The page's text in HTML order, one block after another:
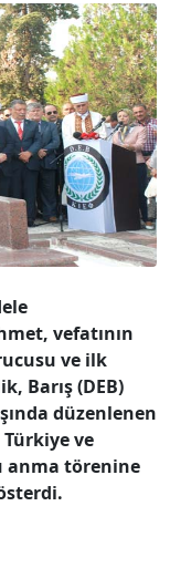
vefatının
ve ilk
Barış (DEB)
düzenlenen
ve
anma törenine